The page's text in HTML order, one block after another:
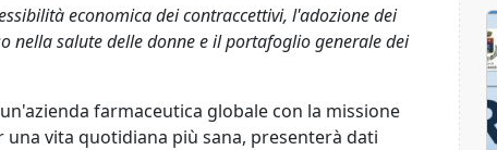
economica dei contraccettivi, l'adozione dei
nella salute delle donne e il portafoglio generale dei
un'azienda farmaceutica globale con la missione
vita quotidiana più sana, presenterà dati